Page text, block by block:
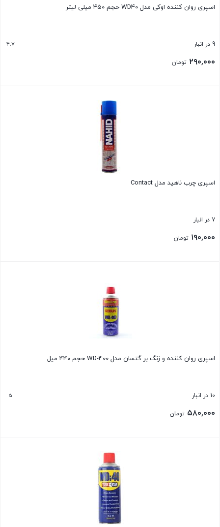
اسپری روان کننده اوکی مدل WD40 حجم ۴۵۰ میلی لیتر
9 در انبار 4.7
۲۹۰,۰۰۰ تومان
اسپری چرب ناهید مدل Contact
7 در انبار
۱۹۰,۰۰۰ تومان
اسپری روان کننده و زنگ بر گتسان مدل WD-400 حجم ۴۴۰ میل
10 در انبار 5
۵۸۰,۰۰۰ تومان